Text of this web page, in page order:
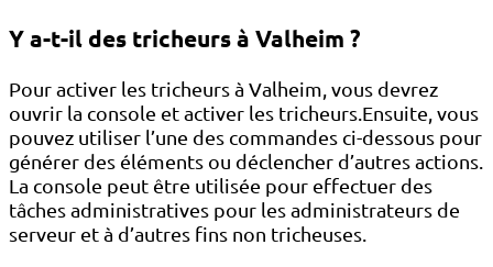
Y a-t-il des tricheurs à Valheim ?
Pour activer les tricheurs à Valheim, vous devrez
ouvrir la console et activer les tricheurs.Ensuite, vous
pouvez utiliser l’une des commandes ci-dessous pour
générer des éléments ou déclencher d’autres actions.
La console peut être utilisée pour effectuer des
tâches administratives pour les administrateurs de
serveur et à d’autres fins non tricheuses.